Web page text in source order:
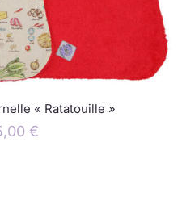
« Ratatouille »
€